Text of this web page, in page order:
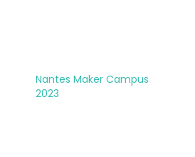
Nantes Maker Campus
2023